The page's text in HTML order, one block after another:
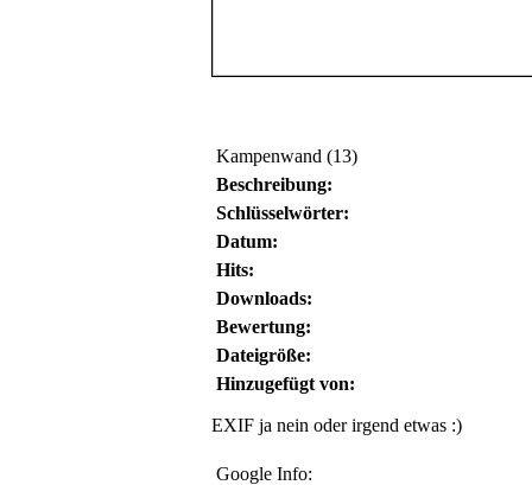
Kampenwand (13)
Beschreibung:
Schlüsselwörter:
Datum:
Hits:
Downloads:
Bewertung:
Dateigröße:
Hinzugefügt von:
EXIF ja nein oder irgend etwas :)
Google Info: